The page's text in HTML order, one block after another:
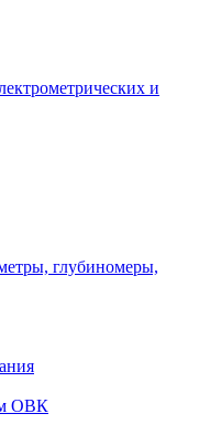
и
глубиномеры,
ОВК